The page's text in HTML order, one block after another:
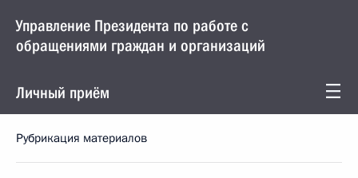
Управление Президента по работе с
обращениями граждан и организаций
Личный приём
Рубрикация материалов